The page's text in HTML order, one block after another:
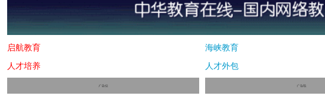
启航教育 海峡教育
人才培养
人才外包